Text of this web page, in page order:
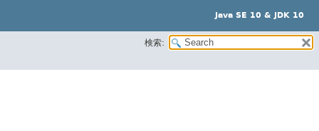
Java SE 10 & JDK 10
検索: